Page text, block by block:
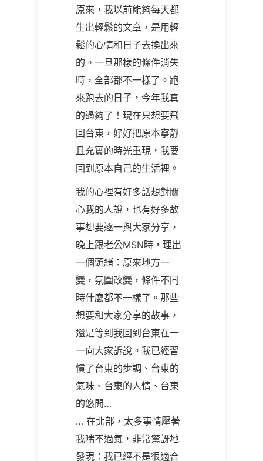
原來，我以前能夠每天都
生出輕鬆的文章，是用輕
鬆的心情和日子去換出來
的。一旦那樣的條件消失
時，全部都不一樣了。跑
來跑去的日子，今年我真
的過夠了！現在只想要飛
回台東，好好把原本寧靜
且充實的時光重現，我要
回到原本自己的生活裡。
我的心裡有好多話想對關
心我的人說，也有好多故
事想要逐一與大家分享，
晚上跟老公MSN時，理出
一個頭緒：原來地方一
變，氛圍改變，條件不同
時什麼都不一樣了。那些
想要和大家分享的故事，
還是等到我回到台東在一
一向大家訴說。我已經習
慣了台東的步調、台東的
氣味、台東的人情、台東
的悠閒…
… 在北部，太多事情壓著
我喘不過氣，非常驚訝地
發現：我已經不是很適合